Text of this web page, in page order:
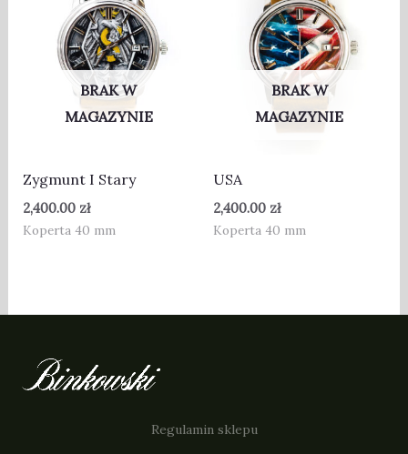
BRAK W
MAGAZYNIE
Zygmunt I Stary
2,400.00 zł
Koperta 40 mm
BRAK W
MAGAZYNIE
USA
2,400.00 zł
Koperta 40 mm
Regulamin sklepu